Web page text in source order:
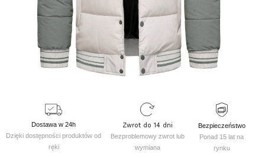
Dostawa w 24h
Dzięki dostępności produktów od
ręki
Zwrot do 14 dni
Bezproblemowy zwrot lub
wymiana
Bezpieczeństwo
Ponad 15 lat na
rynku